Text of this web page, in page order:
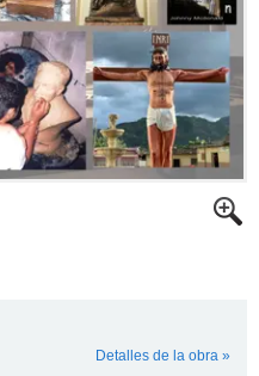
Detalles de la obra »